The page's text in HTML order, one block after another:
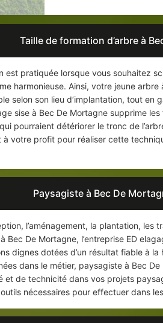
Taille de formation d’arbre à
est pratiquée lorsque vous souhaitez
harmonieuse. Ainsi, votre jeune
selon son lieu d’implantation, tout en
sise à Bec De Mortagne supprime
pourraient détériorer le tronc de
à votre profit pour réaliser cette
Paysagiste à Bec De
l’aménagement, la plantation, les
Bec De Mortagne, l’entreprise ED
dignes dotées d’un résultat fiable à
dans le métier, paysagiste à Bec
et de technicité dans vos projets
nécessaires pour effectuer dans